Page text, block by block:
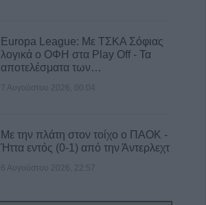
Europa League: Με ΤΣΚΑ Σόφιας
λογικά ο ΟΦΗ στα Play Off - Τα
αποτελέσματα των…
7 Αυγούστου 2026, 00:04
Με την πλάτη στον τοίχο ο ΠΑΟΚ -
Ήττα εντός (0-1) από την Άντερλεχτ
6 Αυγούστου 2026, 22:57